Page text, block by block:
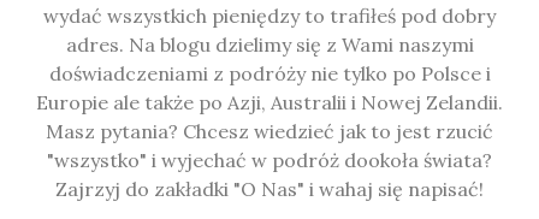
wydać wszystkich pieniędzy to trafiłeś pod dobry
adres. Na blogu dzielimy się z Wami naszymi
doświadczeniami z podróży nie tylko po Polsce i
Europie ale także po Azji, Australii i Nowej Zelandii.
Masz pytania? Chcesz wiedzieć jak to jest rzucić
"wszystko" i wyjechać w podróż dookoła świata?
Zajrzyj do zakładki "O Nas" i wahaj się napisać!